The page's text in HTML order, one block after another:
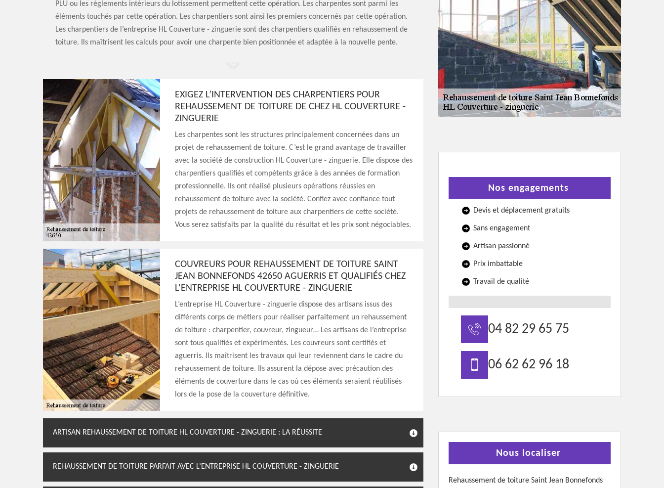
PLU ou les règlements intérieurs du lotissement permettent cette opération. Les charpentes sont parmi les
éléments touchés par cette opération. Les charpentiers sont ainsi les premiers concernés par cette opération.
Les charpentiers de l’entreprise HL Couverture - zinguerie sont des charpentiers qualifiés en rehaussement de
toiture. Ils maîtrisent les calculs pour avoir une charpente bien positionnée et adaptée à la nouvelle pente.
EXIGEZ L’INTERVENTION DES CHARPENTIERS POUR
REHAUSSEMENT DE TOITURE DE CHEZ HL COUVERTURE -
ZINGUERIE
Les charpentes sont les structures principalement concernées dans un
projet de rehaussement de toiture. C’est le grand avantage de travailler
avec la société de construction HL Couverture - zinguerie. Elle dispose des
charpentiers qualifiés et compétents grâce à des années de formation
professionnelle. Ils ont réalisé plusieurs opérations réussies en
rehaussement de toiture avec la société. Confiez avec confiance tout
projets de rehaussement de toiture aux charpentiers de cette société.
Vous serez satisfaits par la qualité du résultat et les prix sont négociables.
COUVREURS POUR REHAUSSEMENT DE TOITURE SAINT
JEAN BONNEFONDS 42650 AGUERRIS ET QUALIFIÉS CHEZ
L’ENTREPRISE HL COUVERTURE - ZINGUERIE
L’entreprise HL Couverture - zinguerie dispose des artisans issus des
différents corps de métiers pour réaliser parfaitement un rehaussement
de toiture : charpentier, couvreur, zingueur… Les artisans de l’entreprise
sont tous qualifiés et expérimentés. Les couvreurs sont certifiés et
aguerris. Ils maîtrisent les travaux qui leur reviennent dans le cadre du
rehaussement de toiture. Ils assurent la dépose avec précaution des
éléments de couverture dans le cas où ces éléments seraient réutilisés
lors de la pose de la couverture définitive.
ARTISAN REHAUSSEMENT DE TOITURE HL COUVERTURE - ZINGUERIE : LA RÉUSSITE
REHAUSSEMENT DE TOITURE PARFAIT AVEC L’ENTREPRISE HL COUVERTURE - ZINGUERIE
Nos engagements
Devis et déplacement gratuits
Sans engagement
Artisan passionné
Prix imbattable
Travail de qualité
04 82 29 65 75
06 62 62 96 18
Nous localiser
Rehaussement de toiture Saint Jean Bonnefonds